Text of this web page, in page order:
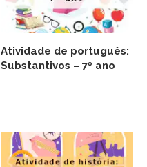
Atividade de português:
Substantivos – 7º ano